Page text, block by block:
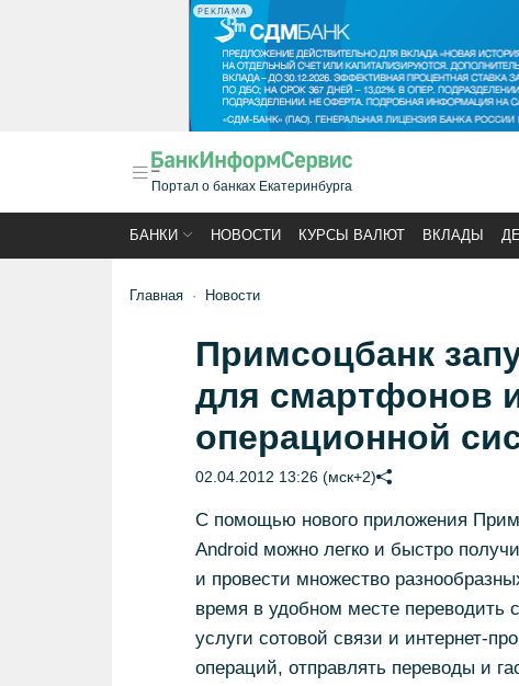
РЕКЛАМА
Портал о банках Екатеринбурга
БАНКИ НОВОСТИ КУРСЫ ВАЛЮТ ВКЛАДЫ
Главная Новости
Примсоцбанк
для смартфонов
операционной
02.04.2012 13:26 (мск+2)
С помощью нового приложения
Android можно легко и быстро
и провести множество
время в удобном месте переводить
услуги сотовой связи и интернет-
операций, отправлять переводы и